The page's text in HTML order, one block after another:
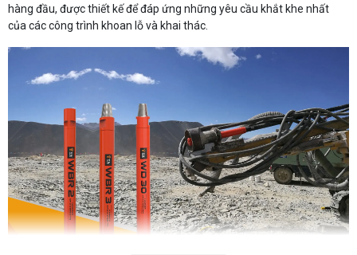
hàng đầu, được thiết kế để đáp ứng những yêu cầu khắt khe nhất
của các công trình khoan lỗ và khai thác.